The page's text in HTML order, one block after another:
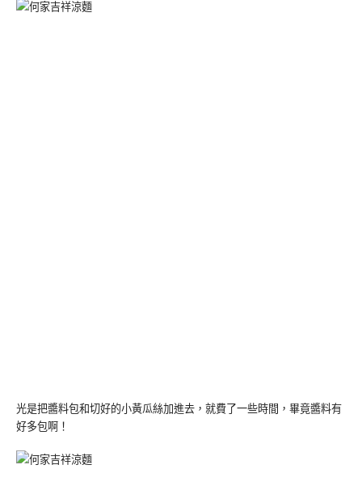
光是把醬料包和切好的小黃瓜絲加進去，就費了一些時間，畢竟醬料有
好多包啊！